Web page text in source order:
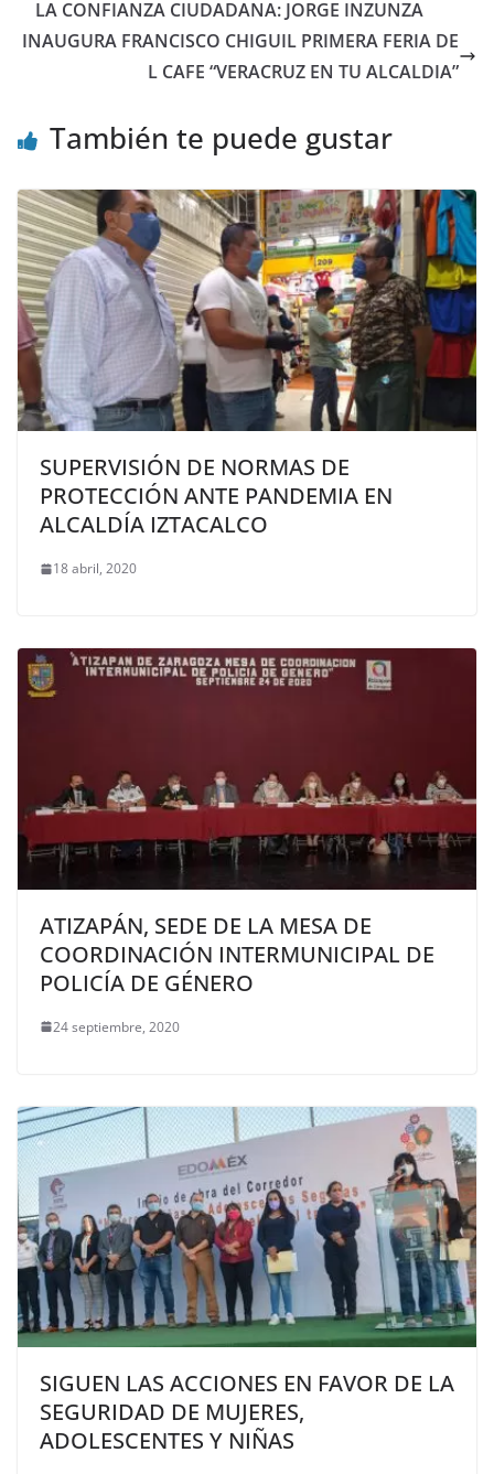
LA CONFIANZA CIUDADANA: JORGE INZUNZA
INAUGURA FRANCISCO CHIGUIL PRIMERA FERIA DE
L CAFE “VERACRUZ EN TU ALCALDIA”
También te puede gustar
SUPERVISIÓN DE NORMAS DE
PROTECCIÓN ANTE PANDEMIA EN
ALCALDÍA IZTACALCO
18 abril, 2020
ATIZAPÁN, SEDE DE LA MESA DE
COORDINACIÓN INTERMUNICIPAL DE
POLICÍA DE GÉNERO
24 septiembre, 2020
SIGUEN LAS ACCIONES EN FAVOR DE LA
SEGURIDAD DE MUJERES,
ADOLESCENTES Y NIÑAS